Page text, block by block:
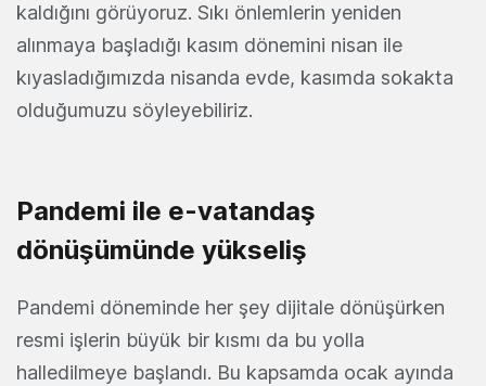
kaldığını görüyoruz. Sıkı önlemlerin yeniden
alınmaya başladığı kasım dönemini nisan ile
kıyasladığımızda nisanda evde, kasımda sokakta
olduğumuzu söyleyebiliriz.
Pandemi ile e-vatandaş
dönüşümünde yükseliş
Pandemi döneminde her şey dijitale dönüşürken
resmi işlerin büyük bir kısmı da bu yolla
halledilmeye başlandı. Bu kapsamda ocak ayında